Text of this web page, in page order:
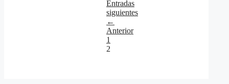
Entradas
siguientes
←
Anterior
Página
1
Página
2